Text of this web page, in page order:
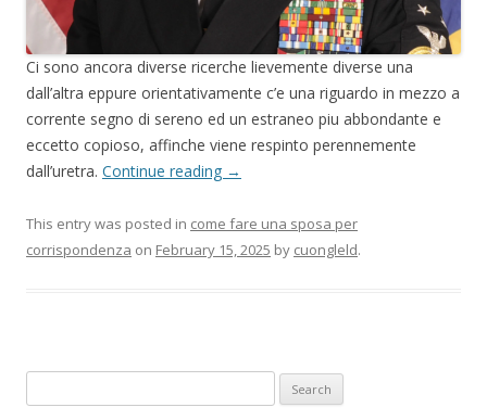
Ci sono ancora diverse ricerche lievemente diverse una
dall’altra eppure orientativamente c’e una riguardo in mezzo a
corrente segno di sereno ed un estraneo piu abbondante e
eccetto copioso, affinche viene respinto perennemente
dall’uretra. Continue reading →
This entry was posted in come fare una sposa per
corrispondenza on February 15, 2025 by cuongleld.
for: